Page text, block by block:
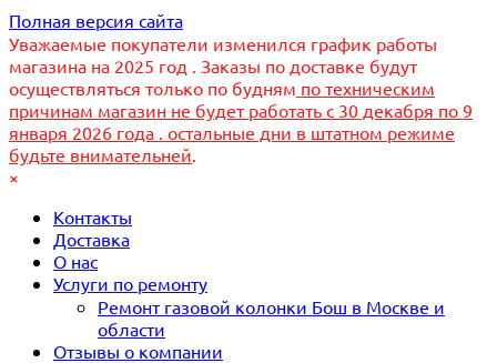
Полная версия сайта
Уважаемые покупатели изменился график работы
магазина на 2025 год . Заказы по доставке будут
осуществляться только по будням по техническим
причинам магазин не будет работать с 30 декабря по 9
января 2026 года . остальные дни в штатном режиме
будьте внимательней.
×
Контакты
Доставка
О нас
Услуги по ремонту
Ремонт газовой колонки Бош в Москве и
области
Отзывы о компании